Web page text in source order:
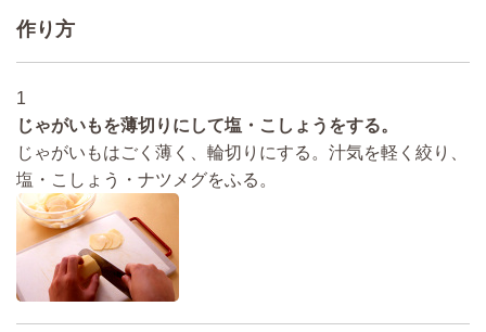
作り方
1
じゃがいもを薄切りにして塩・こしょうをする。
じゃがいもはごく薄く、輪切りにする。汁気を軽く絞り、
塩・こしょう・ナツメグをふる。